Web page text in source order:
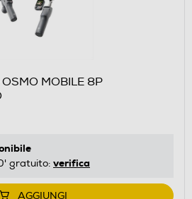
MOBILE 8P
gratuito: verifica
AGGIUNGI